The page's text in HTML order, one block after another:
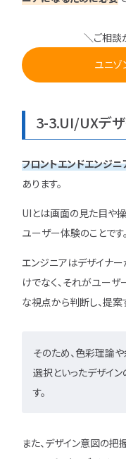
＼ご相談
ユニゾ
3-3.UI/UXデ
フロントエンドエンジ
あります。
UIとは画面の見た目や
ユーザー体験のことです。
エンジニアはデザイナ
けでなく、それがユー
な視点から判断し、提案
そのため、色彩理論
選択といったデザイ
す。
また、デザイン意図の